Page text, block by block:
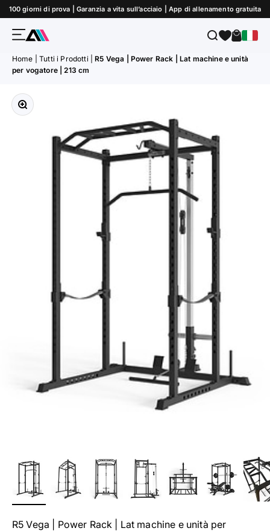
Vai al contenuto
100 giorni di prova | Garanzia a vita sull’acciaio | App di allenamento gratuita
MenùATLETICA CercaCarrello
Home Tutti i Prodotti
R5 Vega | Power Rack | Lat machine e unità
per vogatore | 213 cm
Ingrandisci immagine
R5 Vega | Power Rack | Lat machine e unità per